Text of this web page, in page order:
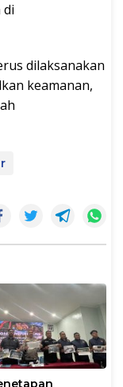
di
dilaksanakan
keamanan,